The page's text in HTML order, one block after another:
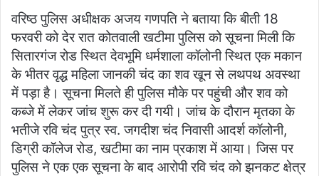
वरिष्ठ पुलिस अधीक्षक अजय गणपति ने बताया कि बीती 18
फरवरी को देर रात कोतवाली खटीमा पुलिस को सूचना मिली कि
सितारगंज रोड स्थित देवभूमि धर्मशाला कॉलोनी स्थित एक मकान
के भीतर वृद्ध महिला जानकी चंद का शव खून से लथपथ अवस्था
में पड़ा है। सूचना मिलते ही पुलिस मौके पर पहुंची और शव को
कब्जे में लेकर जांच शुरू कर दी गयी। जांच के दौरान मृतका के
भतीजे रवि चंद पुत्र स्व. जगदीश चंद निवासी आदर्श कॉलोनी,
डिग्री कॉलेज रोड, खटीमा का नाम प्रकाश में आया। जिस पर
पुलिस ने एक एक सूचना के बाद आरोपी रवि चंद को झनकट क्षेत्र